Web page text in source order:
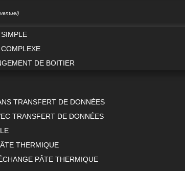
DE BOITIER
TRANSFERT DE DONNÉES
TRANSFERT DE DONNÉES
THERMIQUE
PÂTE THERMIQUE